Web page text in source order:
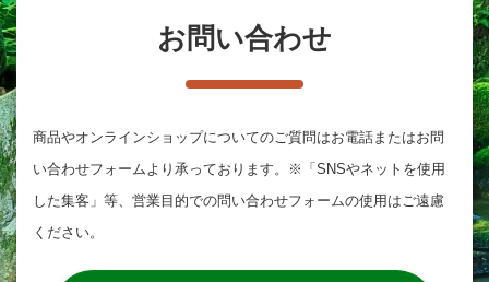
お問い合わせ
商品やオンラインショップについてのご質問はお電話またはお問
い合わせフォームより承っております。 ※「SNSやネットを使用
した集客」等、営業目的での問い合わせフォームの使用はご遠慮
ください。